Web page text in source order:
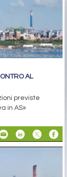
AL
previste
in AS»